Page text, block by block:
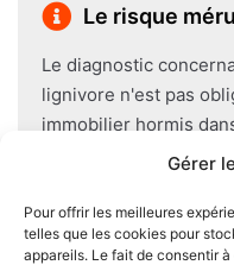
Gérer
Pour offrir les meilleures
telles que les cookies pour
appareils. Le fait de consentir
Le risque
Le diagnostic
lignivore n'est pas
immobilier hormis
.Cependant, il est
existent dans de
France, en particulier